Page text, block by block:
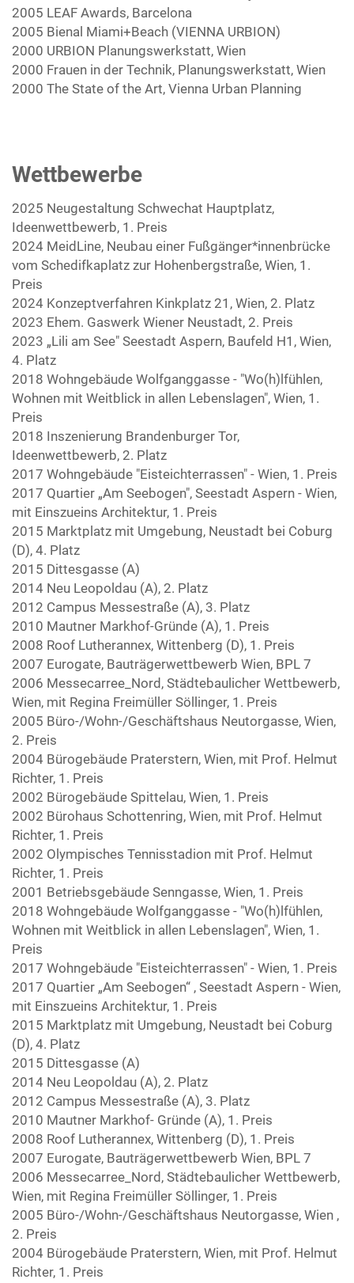
2005 LEAF Awards, Barcelona
2005 Bienal Miami+Beach (VIENNA URBION)
2000 URBION Planungswerkstatt, Wien
2000 Frauen in der Technik, Planungswerkstatt, Wien
2000 The State of the Art, Vienna Urban Planning
Wettbewerbe
2025 Neugestaltung Schwechat Hauptplatz,
Ideenwettbewerb, 1. Preis
2024 MeidLine, Neubau einer Fußgänger*innenbrücke
vom Schedifkaplatz zur Hohenbergstraße, Wien, 1.
Preis
2024 Konzeptverfahren Kinkplatz 21, Wien, 2. Platz
2023 Ehem. Gaswerk Wiener Neustadt, 2. Preis
2023 „Lili am See" Seestadt Aspern, Baufeld H1, Wien,
4. Platz
2018 Wohngebäude Wolfganggasse - "Wo(h)lfühlen,
Wohnen mit Weitblick in allen Lebenslagen", Wien, 1.
Preis
2018 Inszenierung Brandenburger Tor,
Ideenwettbewerb, 2. Platz
2017 Wohngebäude "Eisteichterrassen" - Wien, 1. Preis
2017 Quartier „Am Seebogen", Seestadt Aspern - Wien,
mit Einszueins Architektur, 1. Preis
2015 Marktplatz mit Umgebung, Neustadt bei Coburg
(D), 4. Platz
2015 Dittesgasse (A)
2014 Neu Leopoldau (A), 2. Platz
2012 Campus Messestraße (A), 3. Platz
2010 Mautner Markhof-Gründe (A), 1. Preis
2008 Roof Lutherannex, Wittenberg (D), 1. Preis
2007 Eurogate, Bauträgerwettbewerb Wien, BPL 7
2006 Messecarree_Nord, Städtebaulicher Wettbewerb,
Wien, mit Regina Freimüller Söllinger, 1. Preis
2005 Büro-/Wohn-/Geschäftshaus Neutorgasse, Wien,
2. Preis
2004 Bürogebäude Praterstern, Wien, mit Prof. Helmut
Richter, 1. Preis
2002 Bürogebäude Spittelau, Wien, 1. Preis
2002 Bürohaus Schottenring, Wien, mit Prof. Helmut
Richter, 1. Preis
2002 Olympisches Tennisstadion mit Prof. Helmut
Richter, 1. Preis
2001 Betriebsgebäude Senngasse, Wien, 1. Preis
2018 Wohngebäude Wolfganggasse - "Wo(h)lfühlen,
Wohnen mit Weitblick in allen Lebenslagen", Wien, 1.
Preis
2017 Wohngebäude "Eisteichterrassen" - Wien, 1. Preis
2017 Quartier „Am Seebogen“ , Seestadt Aspern - Wien,
mit Einszueins Architektur, 1. Preis
2015 Marktplatz mit Umgebung, Neustadt bei Coburg
(D), 4. Platz
2015 Dittesgasse (A)
2014 Neu Leopoldau (A), 2. Platz
2012 Campus Messestraße (A), 3. Platz
2010 Mautner Markhof- Gründe (A), 1. Preis
2008 Roof Lutherannex, Wittenberg (D), 1. Preis
2007 Eurogate, Bauträgerwettbewerb Wien, BPL 7
2006 Messecarree_Nord, Städtebaulicher Wettbewerb,
Wien, mit Regina Freimüller Söllinger, 1. Preis
2005 Büro-/Wohn-/Geschäftshaus Neutorgasse, Wien ,
2. Preis
2004 Bürogebäude Praterstern, Wien, mit Prof. Helmut
Richter, 1. Preis